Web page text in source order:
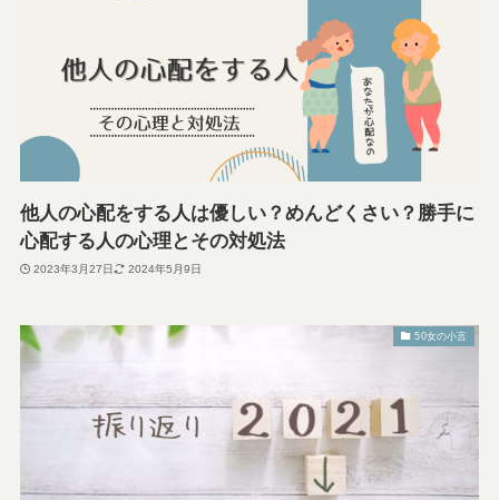
他人の心配をする人は優しい？めんどくさい？勝手に
心配する人の心理とその対処法
2023年3月27日 2024年5月9日
50女の小言